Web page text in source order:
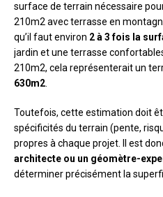
surface de terrain nécessaire
210m2 avec terrasse en
qu’il faut environ 2 à 3 fois la
jardin et une terrasse
210m2, cela représenterait un
630m2
Toutefois, cette estimation doit
spécificités du terrain (pente,
propres à chaque projet. Il est
architecte ou un géomètre-
déterminer précisément la